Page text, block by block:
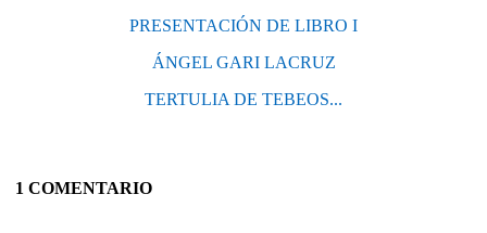
PRESENTACIÓN DE LIBRO I
ÁNGEL GARI LACRUZ
TERTULIA DE TEBEOS...
1 COMENTARIO